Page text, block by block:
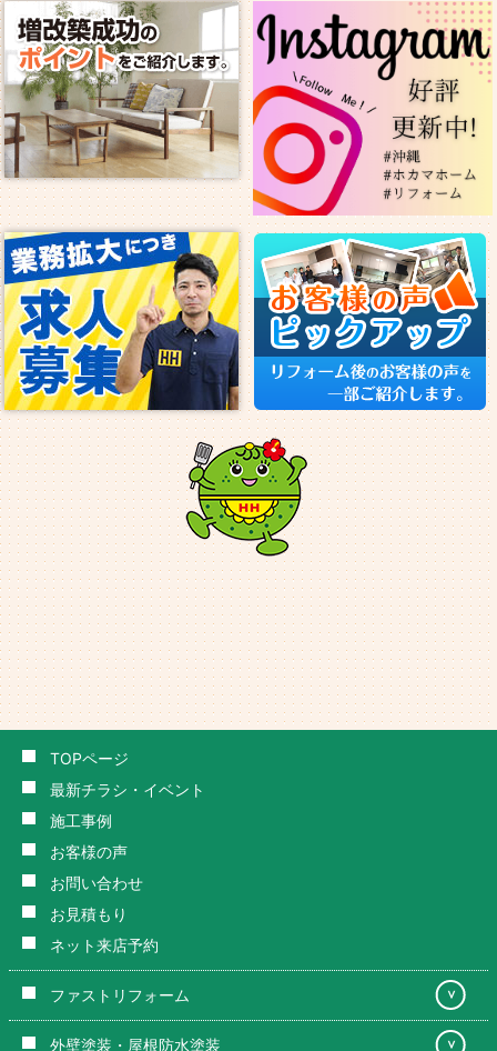
TOPページ
最新チラシ・イベント
施工事例
お客様の声
お問い合わせ
お見積もり
ネット来店予約
ファストリフォーム ＞
外壁塗装・屋根防水塗装 ＞